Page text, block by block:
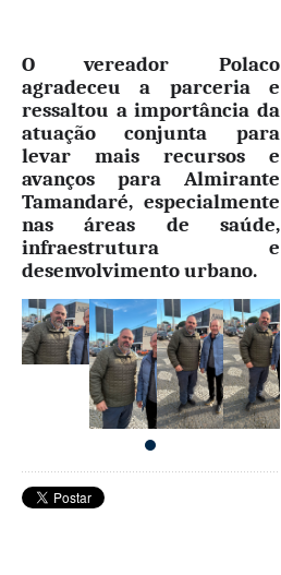
O vereador Polaco
agradeceu a parceria e
ressaltou a importância da
atuação conjunta para
levar mais recursos e
avanços para Almirante
Tamandaré, especialmente
nas áreas de saúde,
infraestrutura e
desenvolvimento urbano.